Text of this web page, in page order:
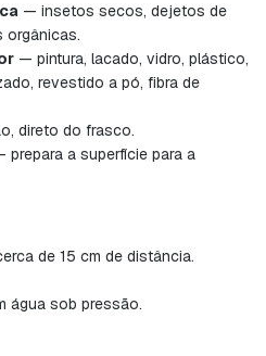
— insetos secos, dejetos de
orgânicas.
— pintura, lacado, vidro, plástico,
revestido a pó, fibra de
direto do frasco.
prepara a superfície para a
de 15 cm de distância.
água sob pressão.